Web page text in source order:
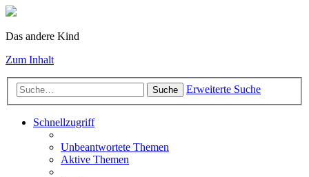
Das andere Kind
Zum Inhalt
Suche Erweiterte Suche
Schnellzugriff
Unbeantwortete Themen
Aktive Themen